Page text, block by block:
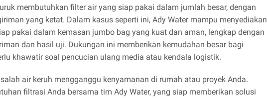
membutuhkan filter air yang siap pakai dalam jumlah besar, dengan
yang ketat. Dalam kasus seperti ini, Ady Water mampu menyediakan
pakai dalam kemasan jumbo bag yang kuat dan aman, lengkap dengan
dan hasil uji. Dukungan ini memberikan kemudahan besar bagi
khawatir soal pencucian ulang media atau kendala logistik.
air keruh mengganggu kenyamanan di rumah atau proyek Anda.
filtrasi Anda bersama tim Ady Water, yang siap memberikan solusi